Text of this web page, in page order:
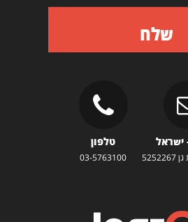
שלח
ישראל טלפון
03-5763100